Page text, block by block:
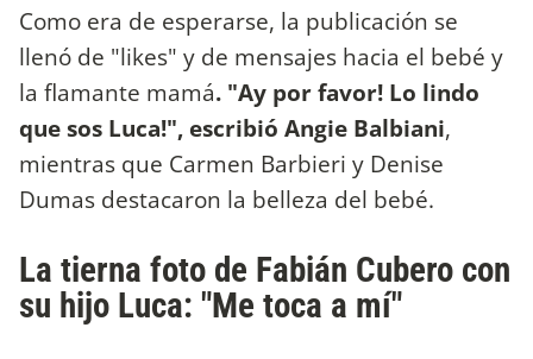
Como era de esperarse, la publicación se
llenó de "likes" y de mensajes hacia el bebé y
la flamante mamá. "Ay por favor! Lo lindo
que sos Luca!", escribió Angie Balbiani,
mientras que Carmen Barbieri y Denise
Dumas destacaron la belleza del bebé.
La tierna foto de Fabián Cubero con
su hijo Luca: "Me toca a mí"